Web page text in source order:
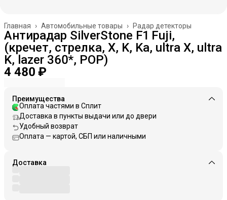
Радар детекторы
Автомобильные товары ›
Главная ›
Антирадар SilverStone F1 Fuji,
(кречет, стрелка, X, K, Ka, ultra X, ultra
K, lazer 360*, POP)
4 480 ₽
Преимущества
Оплата частями в Сплит
Доставка в пункты выдачи или до двери
Удобный возврат
Оплата — картой, СБП или наличными
Доставка